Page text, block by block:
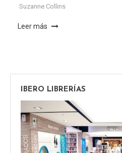
Suzanne Collins
Leer más
IBERO LIBRERÍAS